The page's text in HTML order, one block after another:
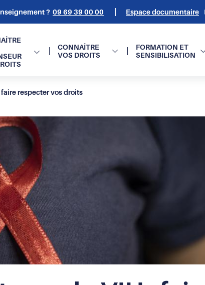
? 09 69 39 00 00 Espace documentaire
CONNAÎTRE
VOS DROITS
FORMATION ET
SENSIBILISATION
respecter vos droits